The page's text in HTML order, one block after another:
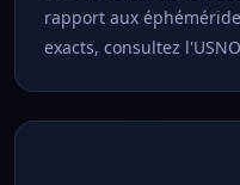
rapport aux
exacts, consultez